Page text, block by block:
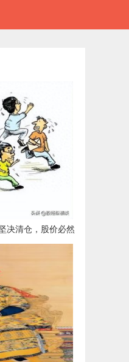
决清仓，股价必然